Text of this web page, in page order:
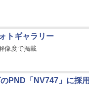
トギャラリー
像度で掲載
PND「NV747」に採用